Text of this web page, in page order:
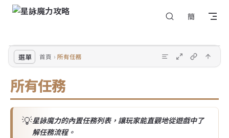
Skip to content 簡
回
選單 首頁 所有任務
所有任務
💡星詠魔力的內置任務列表，讓玩家能直觀地從遊戲中了
解任務流程。